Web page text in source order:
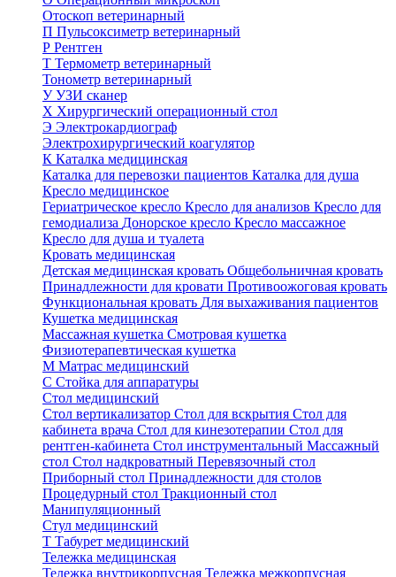
Отоскоп ветеринарный
П Пульсоксиметр ветеринарный
Р Рентген
Т Термометр ветеринарный
Тонометр ветеринарный
УУЗИ сканер
Х Хирургический операционный стол
Э Электрокардиограф
Электрохирургический коагулятор
К Каталка медицинская
Каталка для перевозки пациентов Каталка для душа
Кресло медицинское
Гериатрическое кресло Кресло для анализов Кресло для
гемодиализа Донорское кресло Кресло массажное
Кресло для душа и туалета
Кровать медицинская
Детская медицинская кровать Общебольничная кровать
Принадлежности для кровати Противоожоговая кровать
Функциональная кровать Для выхаживания пациентов
Кушетка медицинская
Массажная кушетка Смотровая кушетка
Физиотерапевтическая кушетка
М Матрас медицинский
С Стойка для аппаратуры
Стол медицинский
Стол вертикализатор Стол для вскрытия Стол для
кабинета врача Стол для кинезотерапии Стол для
рентген-кабинета Стол инструментальный Массажный
стол Стол надкроватный Перевязочный стол
Приборный стол Принадлежности для столов
Процедурный стол Тракционный стол
Манипуляционный
Стул медицинский
Т Табурет медицинский
Тележка медицинская
Тележка внутрикорпусная Тележка межкорпусная